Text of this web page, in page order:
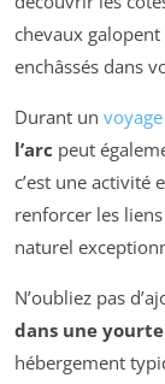
chevaux
enchâssés dans
Durant un
l’arc peut
c’est une activité
renforcer les
naturel
N’oubliez pas
dans une
hébergement